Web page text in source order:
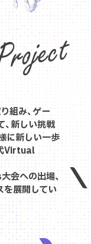
組み、ゲー
新しい挑戦
に新しい一歩
Virtual
会への出場、
を展開してい